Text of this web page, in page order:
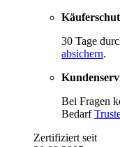
30 Tage
absichern.
Bei Fragen
Bedarf
Zertifiziert seit